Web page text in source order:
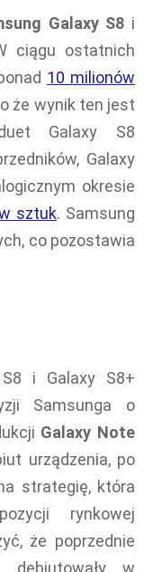
Galaxy S8 i
ciągu ostatnich
10 milionów
że wynik ten jest
Galaxy S8
Galaxy
okresie
sztuk. Samsung
co pozostawia
S8 i Galaxy S8+
Samsunga o
Galaxy Note
urządzenia, po
strategię, która
rynkowej
że poprzednie
w